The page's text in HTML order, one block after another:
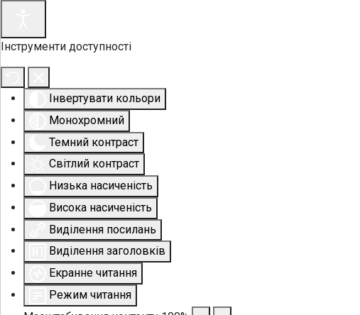
Інструменти доступності
Інвертувати кольори
Монохромний
Темний контраст
Світлий контраст
Низька насиченість
Висока насиченість
Виділення посилань
Виділення заголовків
Екранне читання
Режим читання